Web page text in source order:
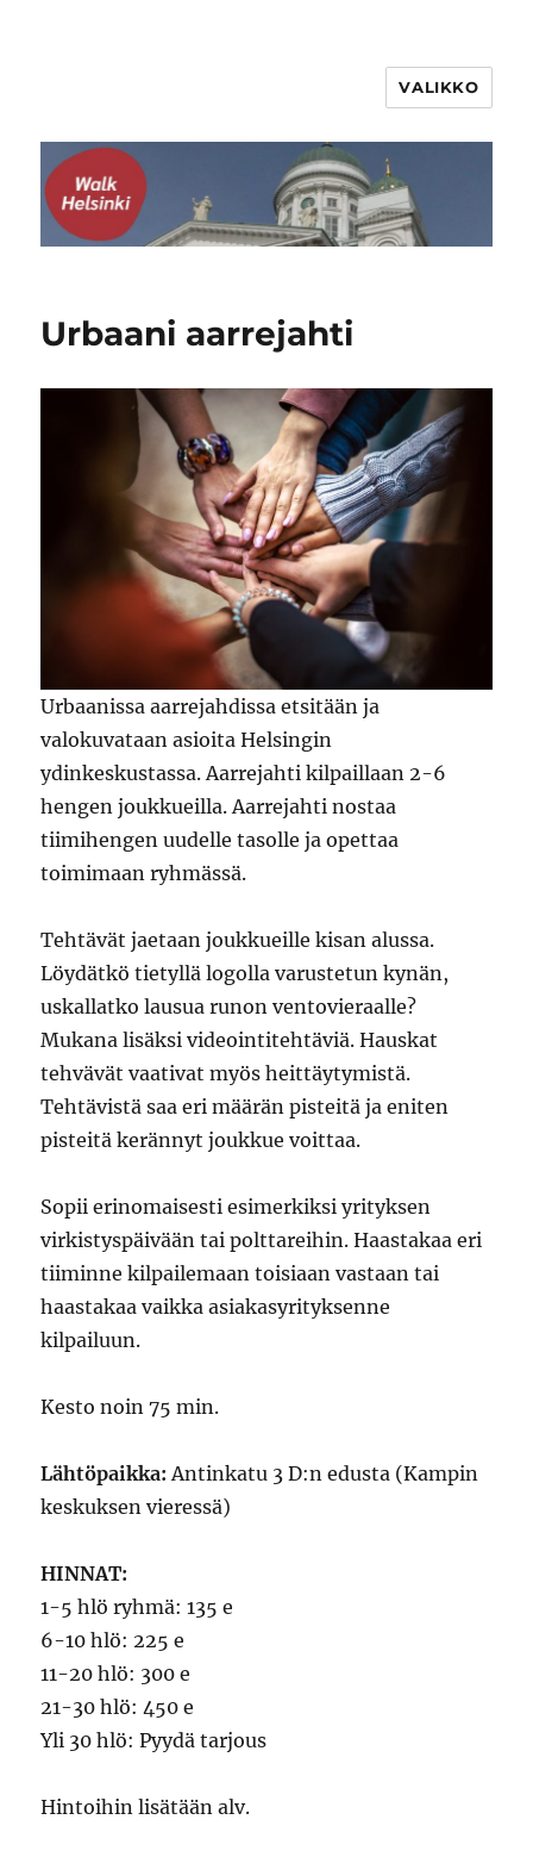
VALIKKO
Urbaani aarrejahti
Urbaanissa aarrejahdissa etsitään ja
valokuvataan asioita Helsingin
ydinkeskustassa. Aarrejahti kilpaillaan 2-6
hengen joukkueilla. Aarrejahti nostaa
tiimihengen uudelle tasolle ja opettaa
toimimaan ryhmässä.
Tehtävät jaetaan joukkueille kisan alussa.
Löydätkö tietyllä logolla varustetun kynän,
uskallatko lausua runon ventovieraalle?
Mukana lisäksi videointitehtäviä. Hauskat
tehvävät vaativat myös heittäytymistä.
Tehtävistä saa eri määrän pisteitä ja eniten
pisteitä kerännyt joukkue voittaa.
Sopii erinomaisesti esimerkiksi yrityksen
virkistyspäivään tai polttareihin. Haastakaa eri
tiiminne kilpailemaan toisiaan vastaan tai
haastakaa vaikka asiakasyrityksenne
kilpailuun.
Kesto noin 75 min.
Lähtöpaikka: Antinkatu 3 D:n edusta (Kampin
keskuksen vieressä)
HINNAT:
1-5 hlö ryhmä: 135 e
6-10 hlö: 225 e
11-20 hlö: 300 e
21-30 hlö: 450 e
Yli 30 hlö: Pyydä tarjous
Hintoihin lisätään alv.